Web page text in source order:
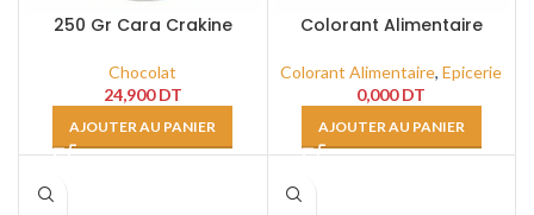
250 Gr Cara Crakine
Chocolat
24,900DT
AJOUTER AU PANIER
Colorant Alimentaire
Colorant Alimentaire,Epicerie
0,000DT
AJOUTER AU PANIER